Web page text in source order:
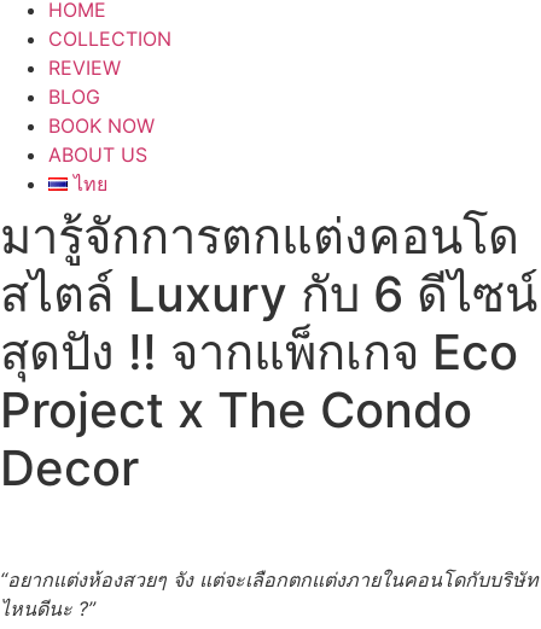
HOME
COLLECTION
REVIEW
BLOG
BOOK NOW
ABOUT US
ไทย
มารู้จักการตกแต่งคอนโด
สไตล์ Luxury กับ 6 ดีไซน์
สุดปัง !! จากแพ็กเกจ Eco
Project x The Condo
Decor
“อยากแต่งห้องสวยๆ จัง แต่จะเลือกตกแต่งภายในคอนโดกับบริษัท
ไหนดีนะ ?”